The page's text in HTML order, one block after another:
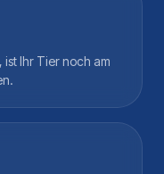
ist Ihr Tier noch am